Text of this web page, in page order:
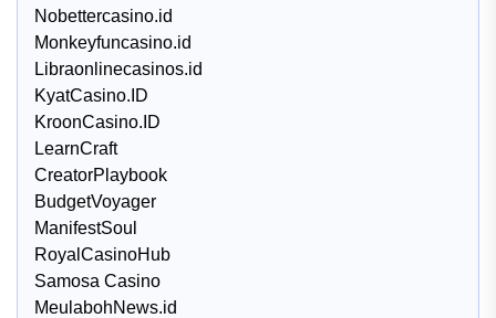
Nobettercasino.id
Monkeyfuncasino.id
Libraonlinecasinos.id
KyatCasino.ID
KroonCasino.ID
LearnCraft
CreatorPlaybook
BudgetVoyager
ManifestSoul
RoyalCasinoHub
Samosa Casino
MeulabohNews.id